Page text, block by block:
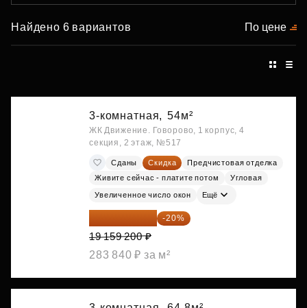
Найдено 6 вариантов По цене
3-комнатная, 54м²
ЖК Движение. Говорово, 1 корпус, 4
секция, 2 этаж, №517
Сданы Скидка
Предчистовая отделка
Живите сейчас - платите потом
Угловая
Увеличенное число окон Ещё
15 327 360 ₽ -20%
19 159 200 ₽
283 840 ₽ за м²